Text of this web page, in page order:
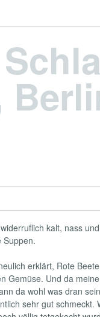
kalt, nass
Suppen.
erklärt, Rote
Gemüse. Und da
da wohl was dran
sehr gut schmeckt.